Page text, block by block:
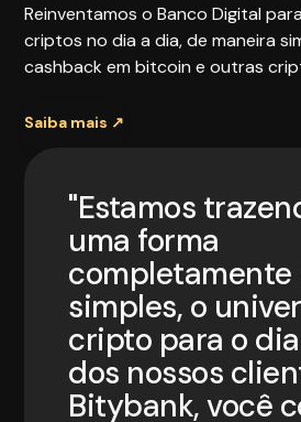
Reinventamos o Banco Digital
criptos no dia a dia, de maneira
cashback em bitcoin e outras
Saiba mais ↗
"Estamos
uma forma
completamente
simples, o
cripto para o
dos nossos
Bitybank, você